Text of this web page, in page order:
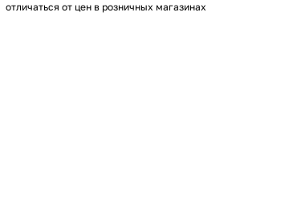
отличаться от цен в розничных магазинах